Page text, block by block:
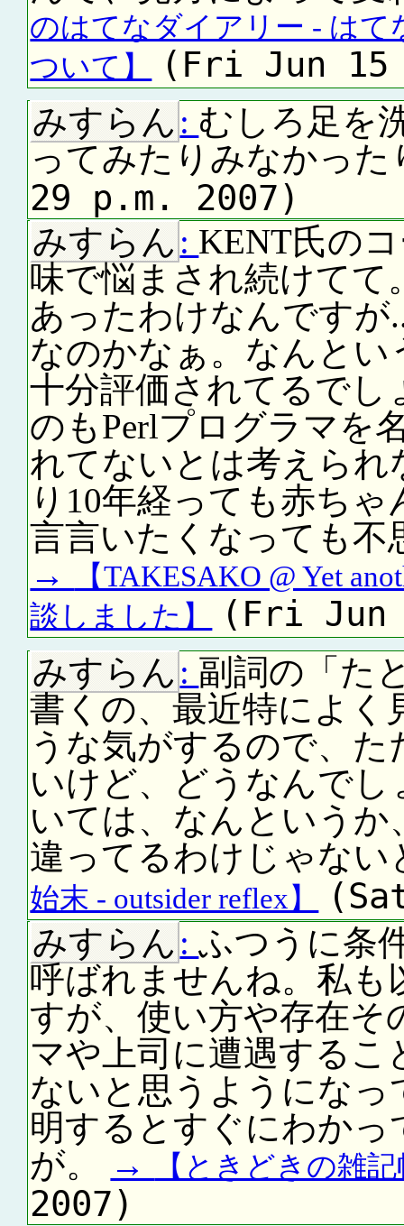
のはてなダイアリー - は
ついて】
(Fri Jun 15
みすらん : むしろ足を
ってみたりみなかっ
29 p.m. 2007)
みすらん : KENT氏の
味で悩まされ続けて
あったわけなんですが
なのかなぁ。なんと
十分評価されてるでし
のもPerlプログラマを
れてないとは考えら
り10年経っても赤ち
言言いたくなっても不
→
【TAKESAKO @ Yet
談しました】
(Fri Jun
みすらん : 副詞の「た
書くの、最近特によく
うな気がするので、
いけど、どうなんで
いては、なんという
違ってるわけじゃな
始末 - outsider reflex】
みすらん :ふつうに条
呼ばれませんね。私
すが、使い方や存在
マや上司に遭遇する
ないと思うようになっ
明するとすぐにわか
が。
→ 【ときどきの雑
2007)